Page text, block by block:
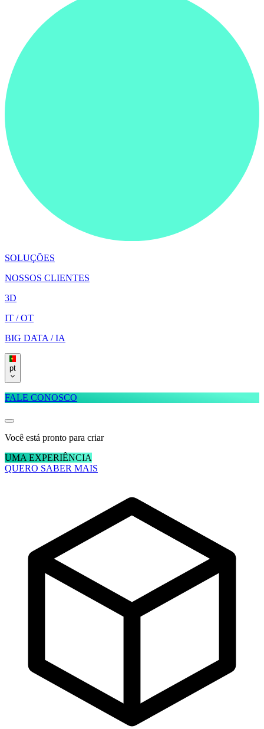
SOLUÇÕES
NOSSOS CLIENTES
3D
IT / OT
BIG DATA / IA
pt
FALE CONOSCO
Você está pronto para criar
UMA EXPERIÊNCIA
QUERO SABER MAIS